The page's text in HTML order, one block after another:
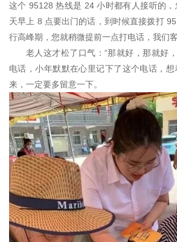
这个 95128 热线是 24 小时都有人接听的
天早上 8 点要出门的话，到时候直接拨打
行高峰期，您就稍微提前一点打电话，我们
老人这才松了口气：“那就好，那就好
电话，小年默默在心里记下了这个电话，
来，一定要多留意一下。